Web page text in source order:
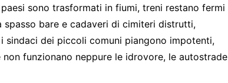
sono trasformati in fiumi, treni restano fermi
bare e cadaveri di cimiteri distrutti,
sindaci dei piccoli comuni piangono impotenti,
funzionano neppure le idrovore, le autostrade